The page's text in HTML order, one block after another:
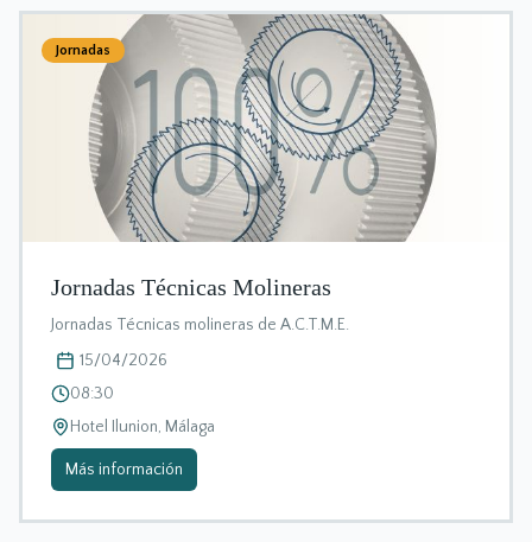
Jornadas
Jornadas Técnicas Molineras
Jornadas Técnicas molineras de A.C.T.M.E.
15/04/2026
08:30
Hotel Ilunion, Málaga
Más información